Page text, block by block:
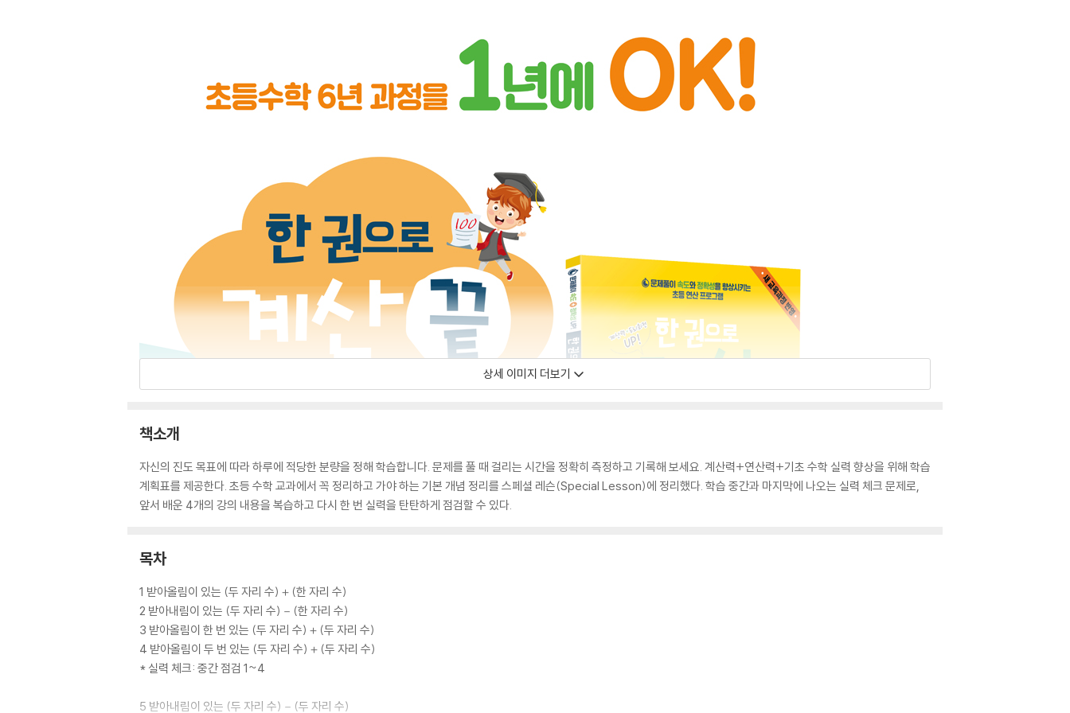
상세 이미지 더보기
책소개
자신의 진도 목표에 따라 하루에 적당한 분량을 정해 학습합니다. 문제를 풀 때 걸리는 시간을 정확히 측정하고 기록해 보세요. 계산력+연산력+기초 수학 실력 향상을 위해 학습
계획표를 제공한다. 초등 수학 교과에서 꼭 정리하고 가야 하는 기본 개념 정리를 스페셜 레슨(Special Lesson)에 정리했다. 학습 중간과 마지막에 나오는 실력 체크 문제로,
앞서 배운 4개의 강의 내용을 복습하고 다시 한 번 실력을 탄탄하게 점검할 수 있다.
목차
1 받아올림이 있는 (두 자리 수)＋(한 자리 수)
2 받아내림이 있는 (두 자리 수)－(한 자리 수)
3 받아올림이 한 번 있는 (두 자리 수)＋(두 자리 수)
4 받아올림이 두 번 있는 (두 자리 수)＋(두 자리 수)
* 실력 체크: 중간 점검 1~4
5 받아내림이 있는 (두 자리 수)－(두 자리 수)